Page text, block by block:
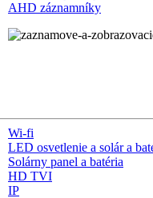
AHD záznamníky
Wi-fi
LED osvetlenie a solár a
Solárny panel a batéria
HD TVI
IP